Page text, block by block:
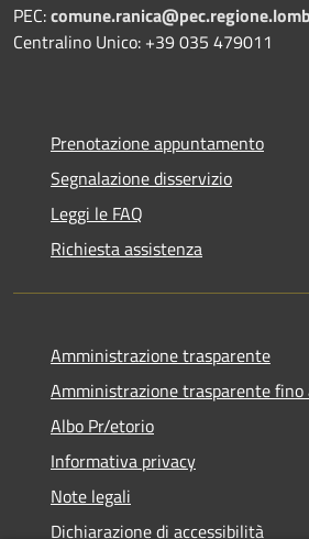
PEC:
Centralino Unico: +39 035 479011
Prenotazione appuntamento
Segnalazione disservizio
Leggi le FAQ
Richiesta assistenza
Amministrazione trasparente
Amministrazione trasparente
Albo Pr/etorio
Informativa privacy
Note legali
Dichiarazione di accessibilità